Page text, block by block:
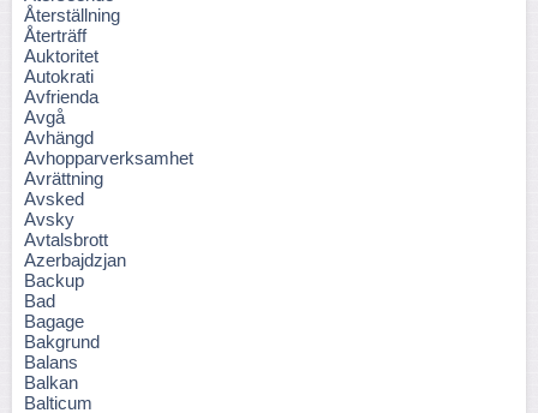
Återställning
Återträff
Auktoritet
Autokrati
Avfrienda
Avgå
Avhängd
Avhopparverksamhet
Avrättning
Avsked
Avsky
Avtalsbrott
Azerbajdzjan
Backup
Bad
Bagage
Bakgrund
Balans
Balkan
Balticum